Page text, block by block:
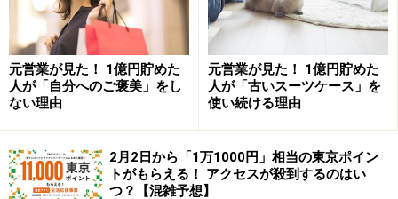
元営業が見た！ 1億円貯めた
人が「自分へのご褒美」をし
ない理由
元営業が見た！ 1億円貯めた
人が「古いスーツケース」を
使い続ける理由
2月2日から「1万1000円」相当の東京ポイン
トがもらえる！ アクセスが殺到するのはい
つ？【混雑予想】